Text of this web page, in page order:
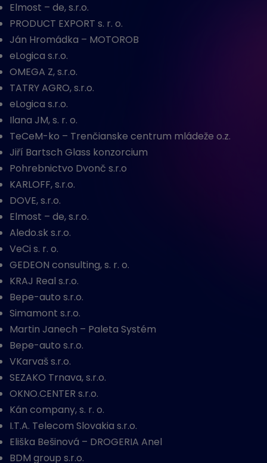
Elmost – de, s.r.o.
PRODUCT EXPORT s. r. o.
Ján Hromádka – MOTOROB
eLogica s.r.o.
OMEGA Z, s.r.o.
TATRY AGRO, s.r.o.
eLogica s.r.o.
Ilana JM, s. r. o.
TeCeM-ko – Trenčianske centrum mládeže o.z.
Jiří Bartsch Glass konzorcium
Pohrebnictvo Dvonč s.r.o
KARLOFF, s.r.o.
DOVE, s.r.o.
Elmost – de, s.r.o.
Aledo.sk s.r.o.
VeCi s. r. o.
GEDEON consulting, s. r. o.
KRAJ Real s.r.o.
Bepe-auto s.r.o.
Simamont s.r.o.
Martin Janech – Paleta Systém
Bepe-auto s.r.o.
VKarvaš s.r.o.
SEZAKO Trnava, s.r.o.
OKNO.CENTER s.r.o.
Kán company, s. r. o.
I.T.A. Telecom Slovakia s.r.o.
Eliška Bešinová – DROGERIA Anel
BDM group s.r.o.